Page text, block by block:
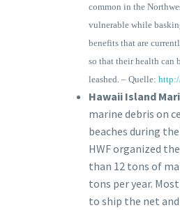
common in the
vulnerable while
benefits that are
so that their health can
leashed. – Quelle:
Hawaii Island
marine debris on
beaches during
HWF organized
than 12 tons of
tons per year.
to ship the net